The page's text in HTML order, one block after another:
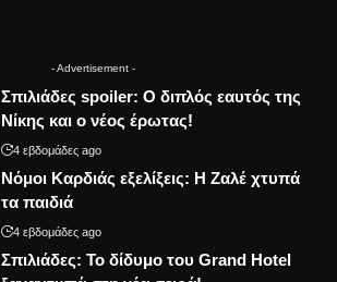
- Advertisement -
Σπιλιάδες spoiler: Ο διπλός εαυτός της
Νίκης και ο νέος έρωτας!
4 εβδομάδες ago
Νόμοι Καρδιάς εξελίξεις: Η Ζαλέ χτυπά
τα παιδιά
4 εβδομάδες ago
Σπιλιάδες: Το δίδυμο του Grand Hotel